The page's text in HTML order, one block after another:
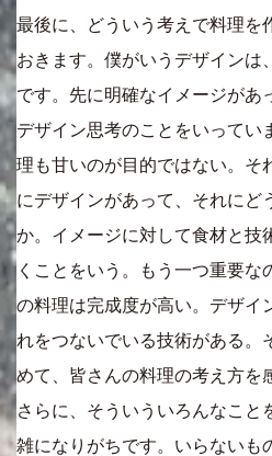
最後に、どういう考えで料理を
おきます。僕がいうデザインは
です。先に明確なイメージがあ
デザイン思考のことをいってい
理も甘いのが目的ではない。そ
にデザインがあって、それにど
か。イメージに対して食材と技
くことをいう。もう一つ重要な
の料理は完成度が高い。デザイ
れをつないでいる技術がある。
めて、皆さんの料理の考え方を
さらに、そういういろんなこと
雑になりがちです。いらないも